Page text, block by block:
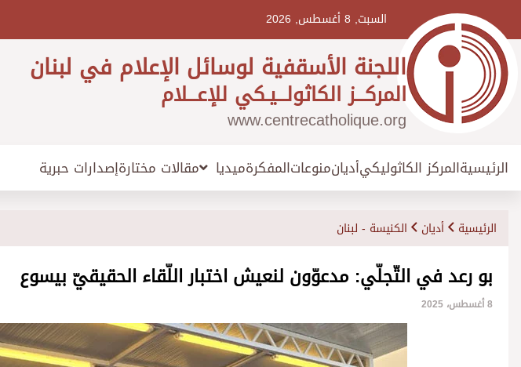
السبت, 8 أغسطس, 2026
اللجنة الأسقفية لوسائل الإعلام في لبنان
المركـــز الكاثولـــيـكي للإعـــلام
www.centrecatholique.org
الرئيسيةالمركز الكاثوليكيأديانمنوعاتالمفكرةميديا مقالات مختارةإصدارات حبرية
الرئيسية أديان الكنيسة - لبنان
بو رعد في التّجلّي: مدعوّون لنعيش اختبار اللّقاء الحقيقيّ بيسوع
8 أغسطس، 2025